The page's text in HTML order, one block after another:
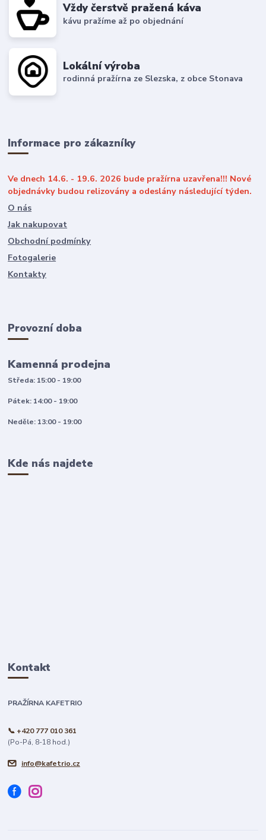
Vždy čerstvě pražená káva
kávu pražíme až po objednání
Lokální výroba
rodinná pražírna ze Slezska, z obce Stonava
Informace pro zákazníky
Ve dnech 14.6. - 19.6. 2026 bude pražírna uzavřena!!! Nové
objednávky budou relizovány a odeslány následující týden.
O nás
Jak nakupovat
Obchodní podmínky
Fotogalerie
Kontakty
Provozní doba
Kamenná prodejna
Středa: 15:00 - 19:00
Pátek: 14:00 - 19:00
Neděle: 13:00 - 19:00
Kde nás najdete
Kontakt
PRAŽÍRNA KAFETRIO
📞 +420 777 010 361
(Po-Pá, 8-18 hod.)
info@kafetrio.cz